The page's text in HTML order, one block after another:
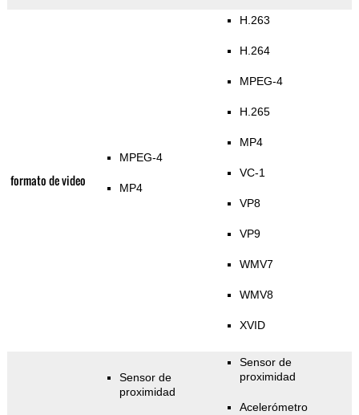
formato de video
MPEG-4
MP4
H.263
H.264
MPEG-4
H.265
MP4
VC-1
VP8
VP9
WMV7
WMV8
XVID
Sensor de
proximidad
Sensor de
proximidad
Acelerómetro